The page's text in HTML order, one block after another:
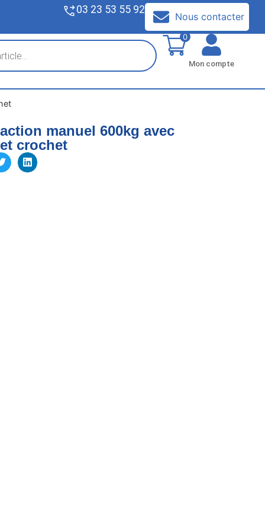
03 23 53 55 92
Nous contacter
0
Mon compte
manuel 600kg avec
crochet